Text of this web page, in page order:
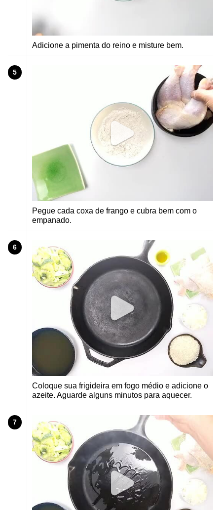
Adicione a pimenta do reino e misture bem.
5
Pegue cada coxa de frango e cubra bem com o
empanado.
6
Coloque sua frigideira em fogo médio e adicione o
azeite. Aguarde alguns minutos para aquecer.
7